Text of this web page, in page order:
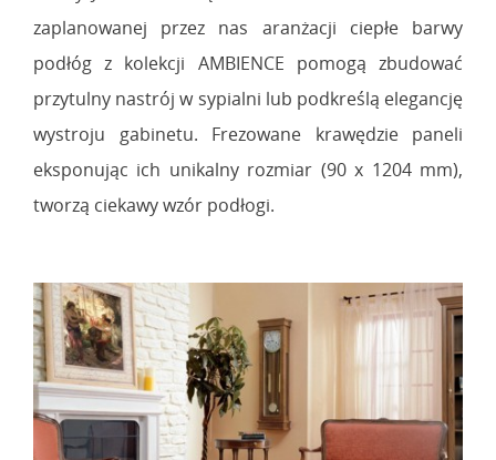
zaplanowanej przez nas aranżacji ciepłe barwy
podłóg z kolekcji AMBIENCE pomogą zbudować
przytulny nastrój w sypialni lub podkreślą elegancję
wystroju gabinetu. Frezowane krawędzie paneli
eksponując ich unikalny rozmiar (90 x 1204 mm),
tworzą ciekawy wzór podłogi.